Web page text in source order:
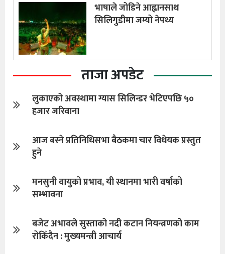
भाषाले जोडिने आह्वानसाथ
सिलिगुडीमा जम्यो नेपथ्य
ताजा अपडेट
लुकाएको अवस्थामा ग्यास सिलिन्डर भेटिएपछि ५०
हजार जरिवाना
आज बस्ने प्रतिनिधिसभा बैठकमा चार विधेयक प्रस्तुत
हुने
मनसुनी वायुको प्रभाव, यी स्थानमा भारी वर्षाको
सम्भावना
बजेट अभावले सुस्ताको नदी कटान नियन्त्रणको काम
रोकिँदैन : मुख्यमन्त्री आचार्य